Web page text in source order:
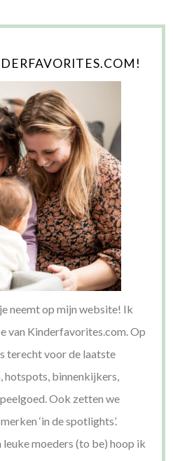
neemt op mijn website! Ik
van Kinderfavorites.com. Op
terecht voor de laatste
hotspots, binnenkijkers,
Ook zetten we
‘in de spotlights’.
leuke moeders (to be) hoop ik